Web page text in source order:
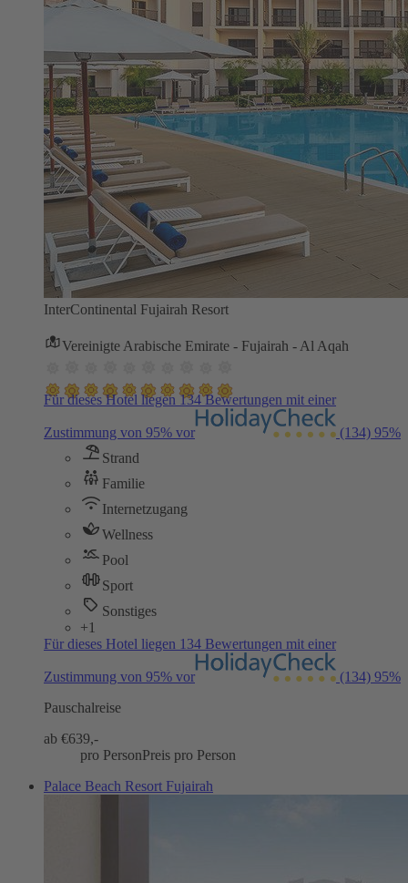
InterContinental Fujairah Resort
Vereinigte Arabische Emirate - Fujairah - Al Aqah
Für dieses Hotel liegen 134 Bewertungen mit einer
Zustimmung von 95% vor (134) 95%
Strand
Familie
Internetzugang
Wellness
Pool
Sport
Sonstiges
+1
Für dieses Hotel liegen 134 Bewertungen mit einer
Zustimmung von 95% vor (134) 95%
Pauschalreise
ab €639,-
pro PersonPreis pro Person
Palace Beach Resort Fujairah